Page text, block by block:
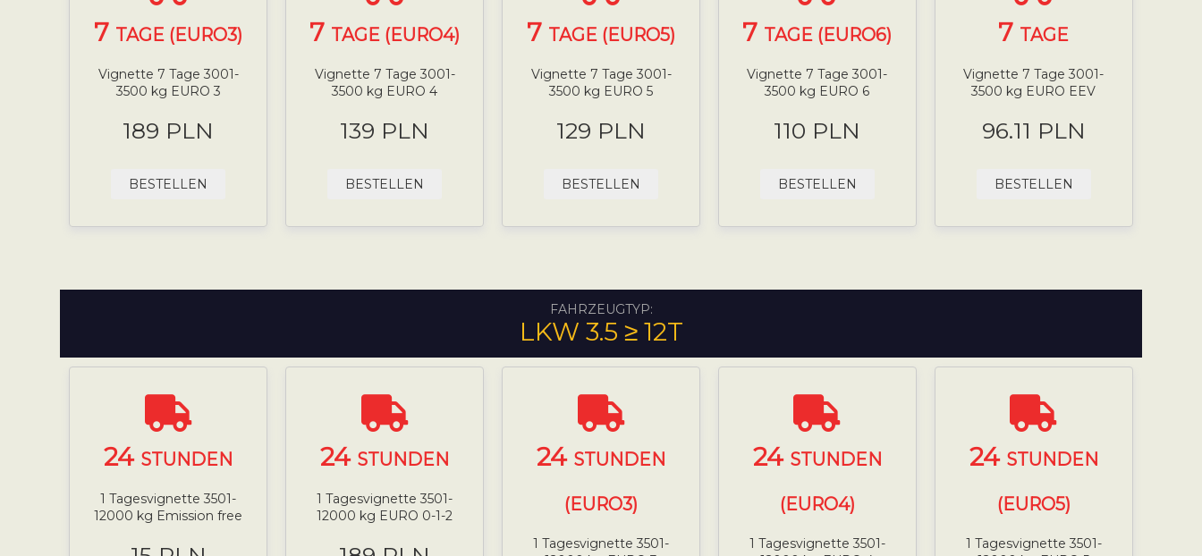
7 TAGE (EURO3)
Vignette 7 Tage 3001-
3500 kg EURO 3
189 PLN
BESTELLEN
7 TAGE (EURO4)
Vignette 7 Tage 3001-
3500 kg EURO 4
139 PLN
BESTELLEN
7 TAGE (EURO5)
Vignette 7 Tage 3001-
3500 kg EURO 5
129 PLN
BESTELLEN
7 TAGE (EURO6)
Vignette 7 Tage 3001-
3500 kg EURO 6
110 PLN
BESTELLEN
7 TAGE
Vignette 7 Tage 3001-
3500 kg EURO EEV
96.11 PLN
BESTELLEN
FAHRZEUGTYP:
LKW 3.5 ≥ 12T
24 STUNDEN
1 Tagesvignette 3501-
12000 kg Emission free
24 STUNDEN
1 Tagesvignette 3501-
12000 kg EURO 0-1-2
24 STUNDEN
(EURO3)
1 Tagesvignette 3501-
24 STUNDEN
(EURO4)
1 Tagesvignette 3501-
24 STUNDEN
(EURO5)
1 Tagesvignette 3501-